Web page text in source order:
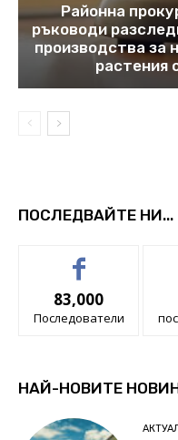
Районна
ръководи
производства за
растения
ПОСЛЕДВАЙТЕ НИ...
83,000
Последователи
НАЙ-НОВИТЕ